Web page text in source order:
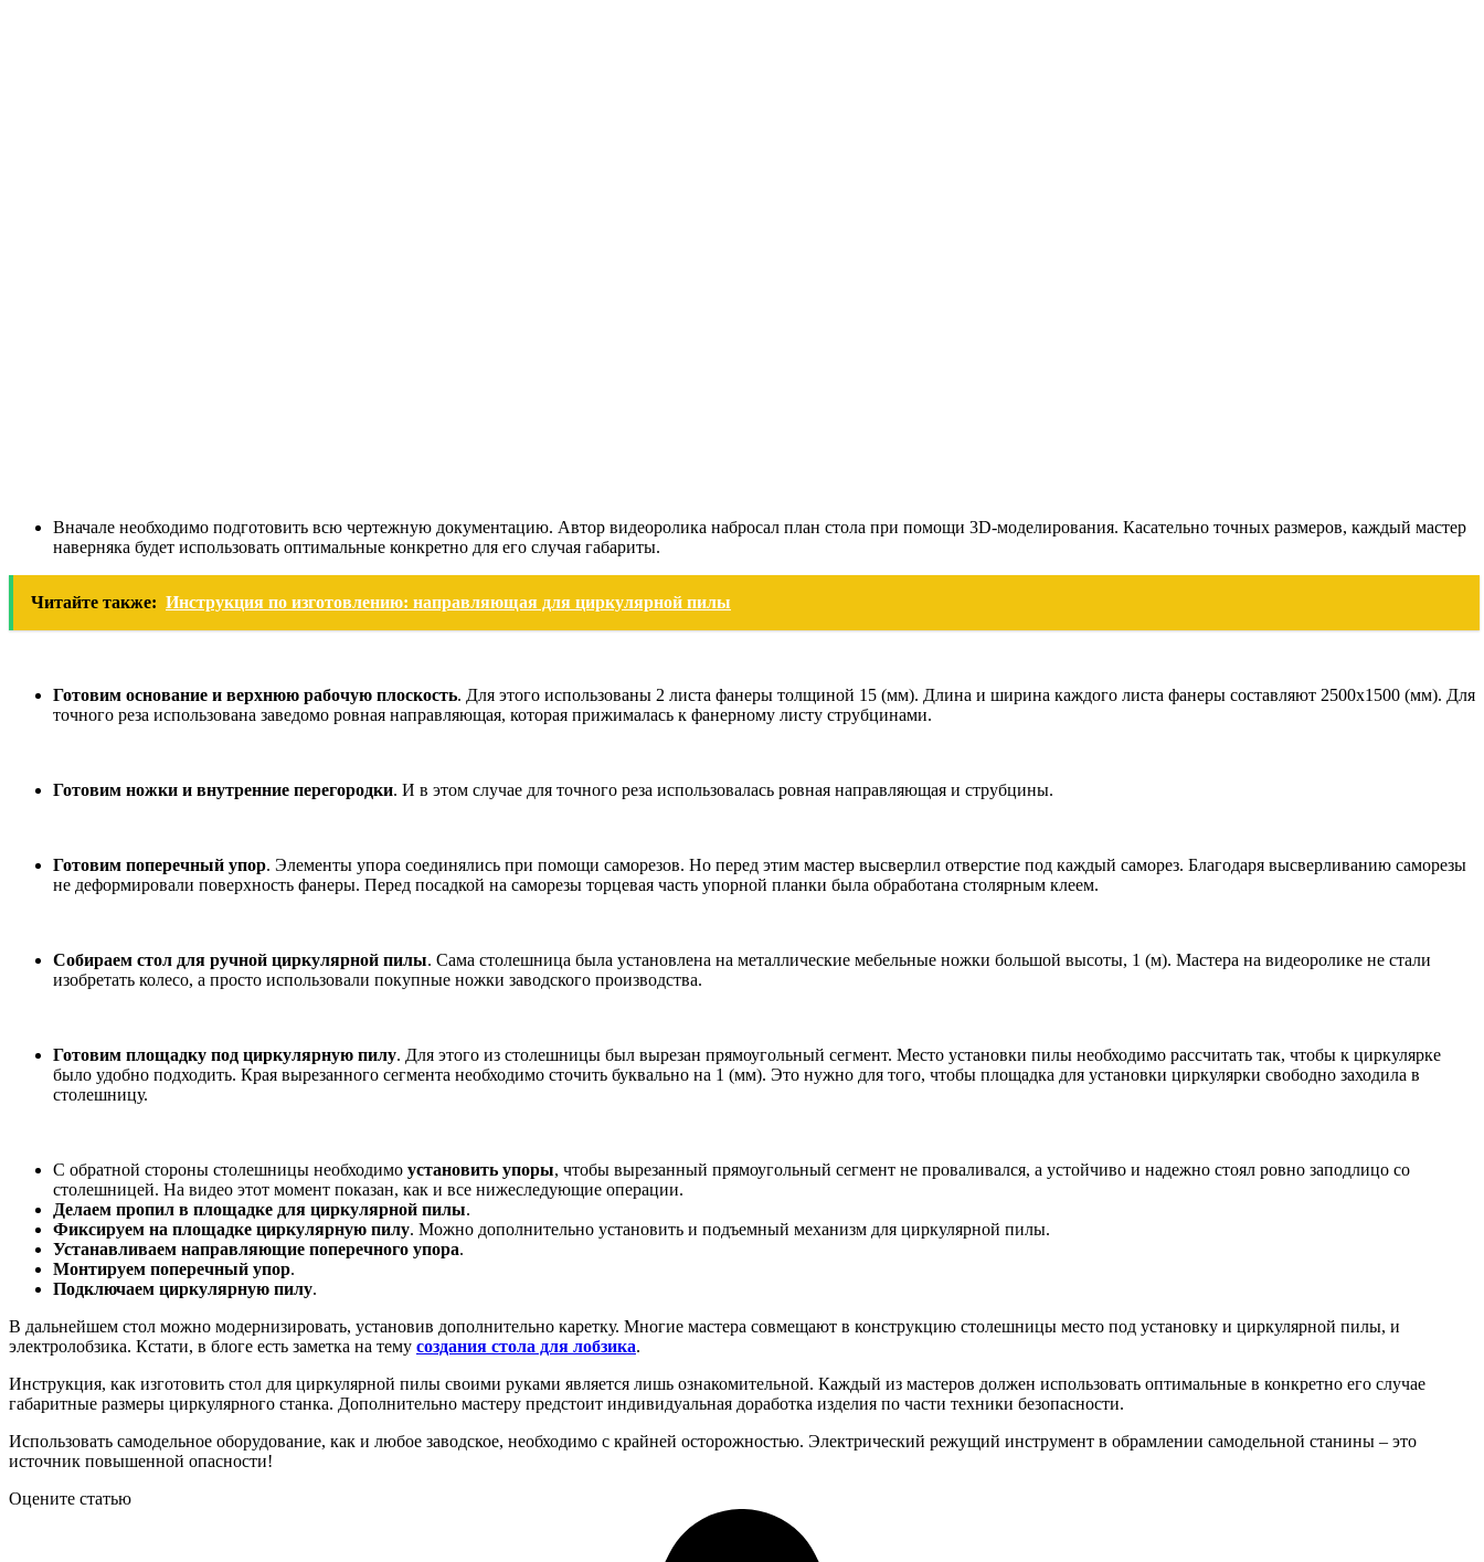
Вначале необходимо подготовить всю чертежную документацию. Автор видеоролика набросал план стола при помощи 3D-моделирования. Касательно точных размеров, каждый мастер
наверняка будет использовать оптимальные конкретно для его случая габариты.
Читайте также: Инструкция по изготовлению: направляющая для циркулярной пилы
Готовим основание и верхнюю рабочую плоскость. Для этого использованы 2 листа фанеры толщиной 15 (мм). Длина и ширина каждого листа фанеры составляют 2500х1500 (мм). Для
точного реза использована заведомо ровная направляющая, которая прижималась к фанерному листу струбцинами.
Готовим ножки и внутренние перегородки. И в этом случае для точного реза использовалась ровная направляющая и струбцины.
Готовим поперечный упор. Элементы упора соединялись при помощи саморезов. Но перед этим мастер высверлил отверстие под каждый саморез. Благодаря высверливанию саморезы
не деформировали поверхность фанеры. Перед посадкой на саморезы торцевая часть упорной планки была обработана столярным клеем.
Собираем стол для ручной циркулярной пилы. Сама столешница была установлена на металлические мебельные ножки большой высоты, 1 (м). Мастера на видеоролике не стали
изобретать колесо, а просто использовали покупные ножки заводского производства.
Готовим площадку под циркулярную пилу. Для этого из столешницы был вырезан прямоугольный сегмент. Место установки пилы необходимо рассчитать так, чтобы к циркулярке
было удобно подходить. Края вырезанного сегмента необходимо сточить буквально на 1 (мм). Это нужно для того, чтобы площадка для установки циркулярки свободно заходила в
столешницу.
С обратной стороны столешницы необходимо установить упоры, чтобы вырезанный прямоугольный сегмент не проваливался, а устойчиво и надежно стоял ровно заподлицо со
столешницей. На видео этот момент показан, как и все нижеследующие операции.
Делаем пропил в площадке для циркулярной пилы.
Фиксируем на площадке циркулярную пилу. Можно дополнительно установить и подъемный механизм для циркулярной пилы.
Устанавливаем направляющие поперечного упора.
Монтируем поперечный упор.
Подключаем циркулярную пилу.
В дальнейшем стол можно модернизировать, установив дополнительно каретку. Многие мастера совмещают в конструкцию столешницы место под установку и циркулярной пилы, и
электролобзика. Кстати, в блоге есть заметка на тему создания стола для лобзика.
Инструкция, как изготовить стол для циркулярной пилы своими руками является лишь ознакомительной. Каждый из мастеров должен использовать оптимальные в конкретно его случае
габаритные размеры циркулярного станка. Дополнительно мастеру предстоит индивидуальная доработка изделия по части техники безопасности.
Использовать самодельное оборудование, как и любое заводское, необходимо с крайней осторожностью. Электрический режущий инструмент в обрамлении самодельной станины – это
источник повышенной опасности!
Оцените статью